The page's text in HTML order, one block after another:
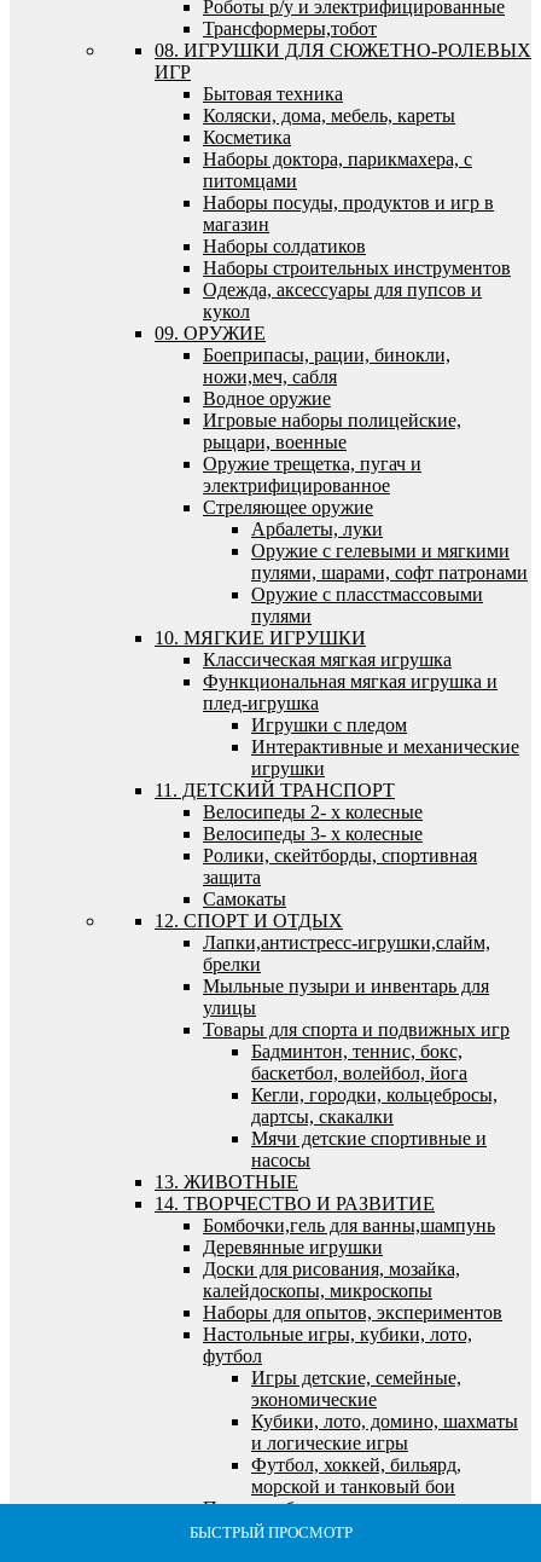
БЫСТРЫЙ ПРОСМОТР
БЫСТРЫЙ ПРОСМОТР
БЫСТРЫЙ ПРОСМОТР
БЫСТРЫЙ ПРОСМОТР
БЫСТРЫЙ ПРОСМОТР
Роботы р/у и электрифицированные
Трансформеры,тобот
08. ИГРУШКИ ДЛЯ СЮЖЕТНО-РОЛЕВЫХ
ИГР
Бытовая техника
Коляски, дома, мебель, кареты
Косметика
Наборы доктора, парикмахера, с
питомцами
Наборы посуды, продуктов и игр в
магазин
Наборы солдатиков
Наборы строительных инструментов
Одежда, аксессуары для пупсов и
кукол
09. ОРУЖИЕ
Боеприпасы, рации, бинокли,
ножи,меч, сабля
Водное оружие
Игровые наборы полицейские,
рыцари, военные
Оружие трещетка, пугач и
электрифицированное
Стреляющее оружие
Арбалеты, луки
Оружие с гелевыми и мягкими
пулями, шарами, софт патронами
Оружие с пласстмассовыми
пулями
10. МЯГКИЕ ИГРУШКИ
Классическая мягкая игрушка
Функциональная мягкая игрушка и
плед-игрушка
Игрушки с пледом
Интерактивные и механические
игрушки
11. ДЕТСКИЙ ТРАНСПОРТ
Велосипеды 2- х колесные
Велосипеды 3- х колесные
Ролики, скейтборды, спортивная
защита
Самокаты
12. СПОРТ И ОТДЫХ
Лапки,антистресс-игрушки,слайм,
брелки
Мыльные пузыри и инвентарь для
улицы
Товары для спорта и подвижных игр
Бадминтон, теннис, бокс,
баскетбол, волейбол, йога
Кегли, городки, кольцебросы,
дартсы, скакалки
Мячи детские спортивные и
насосы
13. ЖИВОТНЫЕ
14. ТВОРЧЕСТВО И РАЗВИТИЕ
Бомбочки,гель для ванны,шампунь
Деревянные игрушки
Доски для рисования, мозайка,
калейдоскопы, микроскопы
Наборы для опытов, экспериментов
Настольные игры, кубики, лото,
футбол
Игры детские, семейные,
экономические
Кубики, лото, домино, шахматы
и логические игры
Футбол, хоккей, бильярд,
морской и танковый бои
Пазлы, наборы для творчества, холсты,
алмазная мозайка